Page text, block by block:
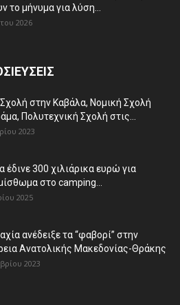
το μήνυμα για λύση...
2026
Σχολή στην Καβάλα, Νομική Σχολή
Πολυτεχνική Σχολή στις...
2023
έδινε 300 χιλιάρικα ευρώ για
στο camping...
2025
ανέδειξε τα “φαβορί” στην
Ανατολικής Μακεδονίας-Θράκης
2023